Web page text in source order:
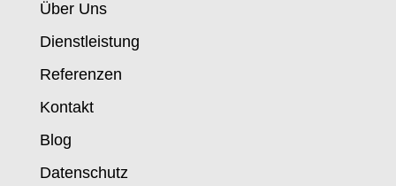
Über Uns
Dienstleistung
Referenzen
Kontakt
Blog
Datenschutz